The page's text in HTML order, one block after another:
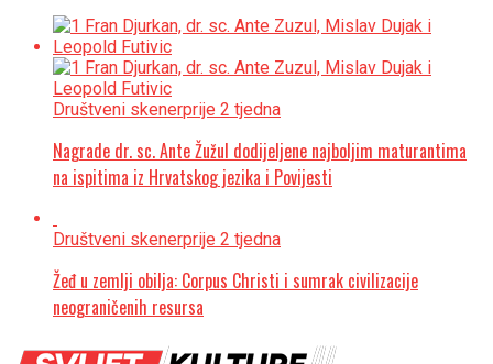
Društveni skenerprije 2 tjedna
Nagrade dr. sc. Ante Žužul dodijeljene najboljim maturantima
na ispitima iz Hrvatskog jezika i Povijesti
Društveni skenerprije 2 tjedna
Žeđ u zemlji obilja: Corpus Christi i sumrak civilizacije
neograničenih resursa